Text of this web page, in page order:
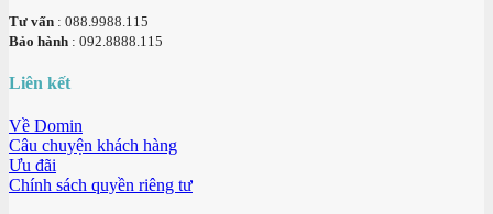
Tư vấn : 088.9988.115
Bảo hành : 092.8888.115
Liên kết
Về Domin
Câu chuyện khách hàng
Ưu đãi
Chính sách quyền riêng tư